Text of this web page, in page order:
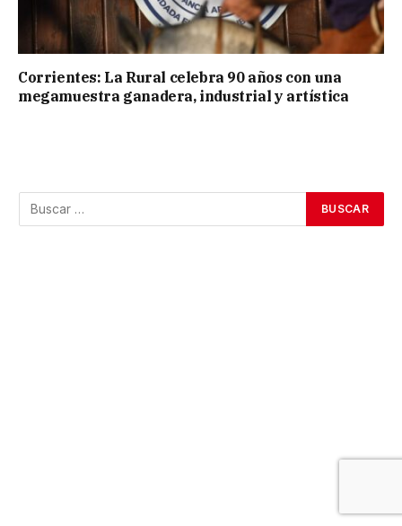
Corrientes: La Rural celebra 90 años con una
megamuestra ganadera, industrial y artística